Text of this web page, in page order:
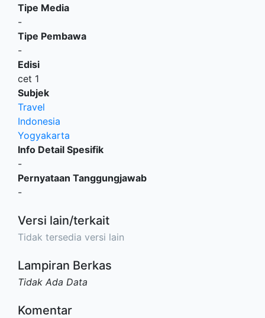
Tipe Media
-
Tipe Pembawa
-
Edisi
cet 1
Subjek
Travel
Indonesia
Yogyakarta
Info Detail Spesifik
-
Pernyataan Tanggungjawab
-
Versi lain/terkait
Tidak tersedia versi lain
Lampiran Berkas
Tidak Ada Data
Komentar